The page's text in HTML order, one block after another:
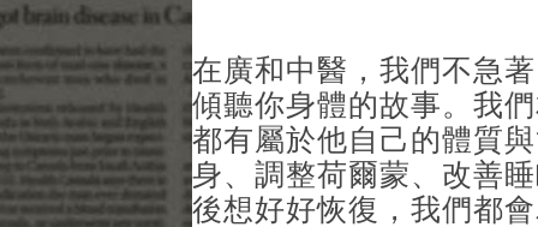
在廣和中醫，我們不急
傾聽你身體的故事。我
都有屬於他自己的體質
身、調整荷爾蒙、改善
後想好好恢復，我們都